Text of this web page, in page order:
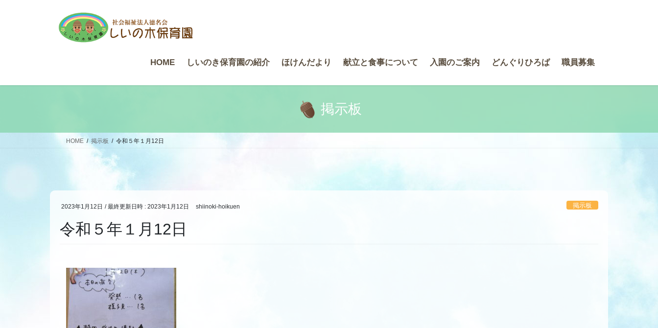
キ
に
HOME しいのき保育園の紹介 ほけんだより 献立と食事について 入園のご案内 どんぐりひろば 職員募集
掲示板
HOME 掲示板 令和５年１月12日
2023年1月12日 / 最終更新日時 : 2023年1月12日 shiinoki-hoikuen 掲示板
令和５年１月12日